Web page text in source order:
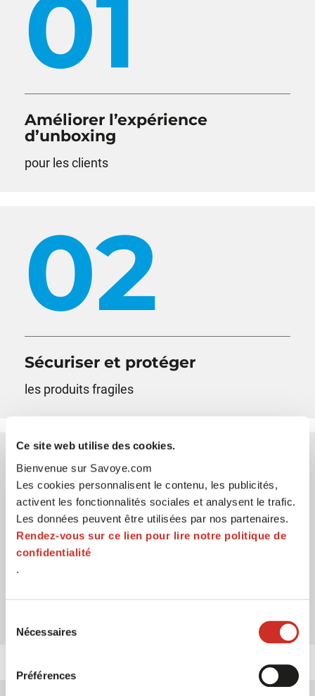
Ce site web utilise des cookies.
Bienvenue sur Savoye.com
Les cookies personnalisent le contenu, les publicités,
activent les fonctionnalités sociales et analysent le trafic.
Les données peuvent être utilisées par nos partenaires.
Rendez-vous sur ce lien pour lire notre politique de
confidentialité
.
Nécessaires
Préférences
01
Améliorer l’expérience
d’unboxing
pour les clients
02
Sécuriser et protéger
les produits fragiles
03